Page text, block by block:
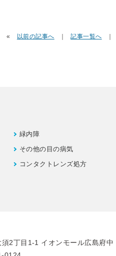
« 以前の記事へ 記事一覧へ
緑内障
その他の目の病気
コンタクトレンズ処方
2丁目1-1 イオンモール広島府中